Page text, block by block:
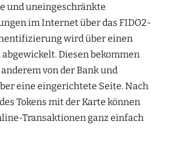
und uneingeschränkte
im Internet über das FIDO2-
wird über einen
Diesen bekommen
von der Bank und
eine eingerichtete Seite. Nach
Tokens mit der Karte können
Transaktionen ganz einfach